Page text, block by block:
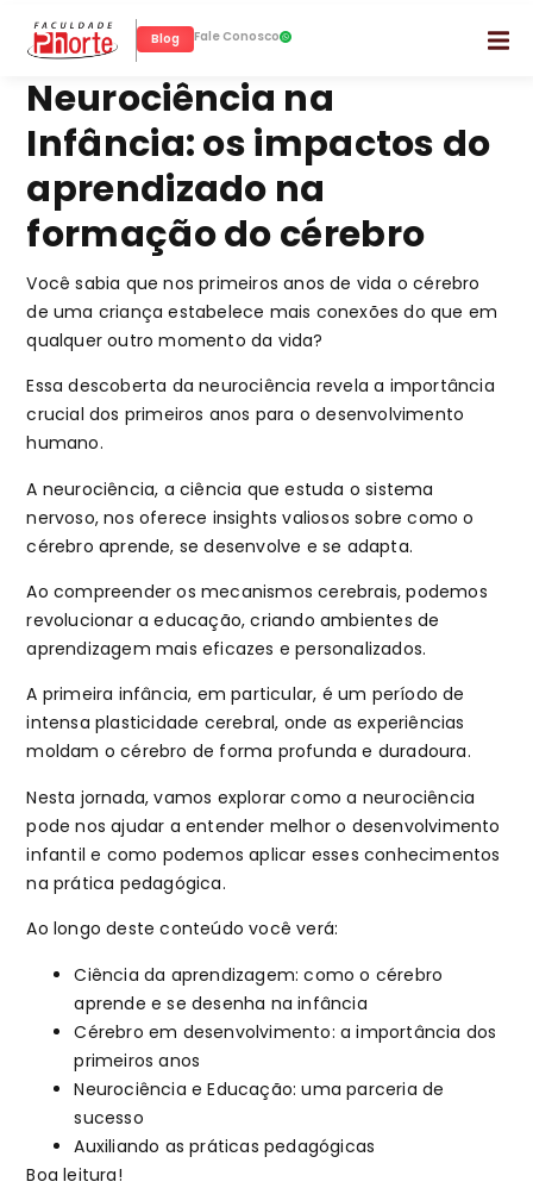
Blog Fale Conosco
Neurociência na
Infância: os impactos do
aprendizado na
formação do cérebro
Você sabia que nos primeiros anos de vida o cérebro
de uma criança estabelece mais conexões do que em
qualquer outro momento da vida?
Essa descoberta da neurociência revela a importância
crucial dos primeiros anos para o desenvolvimento
humano.
A neurociência, a ciência que estuda o sistema
nervoso, nos oferece insights valiosos sobre como o
cérebro aprende, se desenvolve e se adapta.
Ao compreender os mecanismos cerebrais, podemos
revolucionar a educação, criando ambientes de
aprendizagem mais eficazes e personalizados.
A primeira infância, em particular, é um período de
intensa plasticidade cerebral, onde as experiências
moldam o cérebro de forma profunda e duradoura.
Nesta jornada, vamos explorar como a neurociência
pode nos ajudar a entender melhor o desenvolvimento
infantil e como podemos aplicar esses conhecimentos
na prática pedagógica.
Ao longo deste conteúdo você verá:
Ciência da aprendizagem: como o cérebro
aprende e se desenha na infância
Cérebro em desenvolvimento: a importância dos
primeiros anos
Neurociência e Educação: uma parceria de
sucesso
Auxiliando as práticas pedagógicas
Boa leitura!